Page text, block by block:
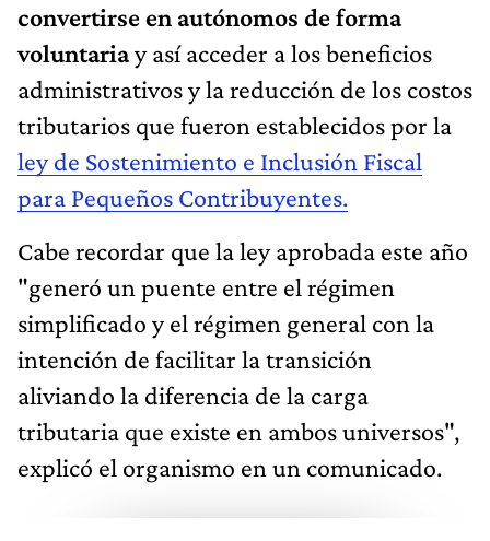
convertirse en autónomos de forma
voluntariay así acceder a los beneficios
administrativos y la reducción de los costos
tributarios que fueron establecidos por la
ley de Sostenimiento e Inclusión Fiscal
para Pequeños Contribuyentes.
Cabe recordar que la ley aprobada este año
"generó un puente entre el régimen
simplificado y el régimen general con la
intención de facilitar la transición
aliviando la diferencia de la carga
tributaria que existe en ambos universos",
explicó el organismo en un comunicado.